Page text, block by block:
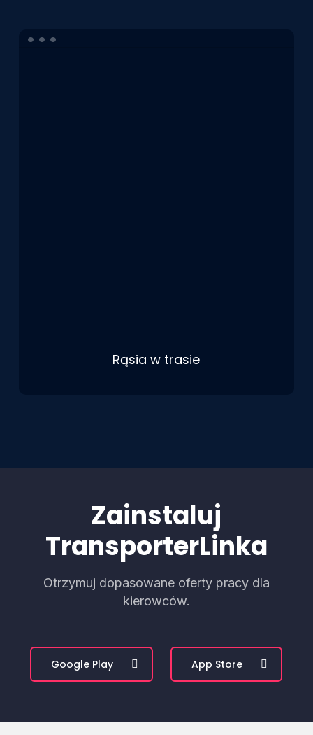
Rąsia w trasie
Zainstaluj
TransporterLinka
Otrzymuj dopasowane oferty pracy dla
kierowców.
Google Play App Store